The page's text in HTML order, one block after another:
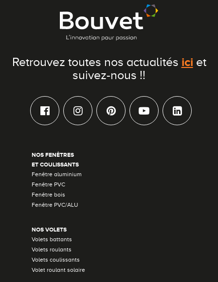
Retrouvez toutes nos actualités ici et
suivez-nous !!
NOS FENÊTRES
ET COULISSANTS
Fenêtre aluminium
Fenêtre PVC
Fenêtre bois
Fenêtre PVC/ALU
NOS VOLETS
Volets battants
Volets roulants
Volets coulissants
Volet roulant solaire